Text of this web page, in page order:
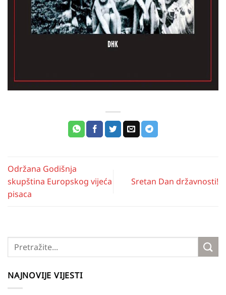
Održana Godišnja
skupština Europskog vijeća
pisaca
Sretan Dan državnosti!
NAJNOVIJE VIJESTI